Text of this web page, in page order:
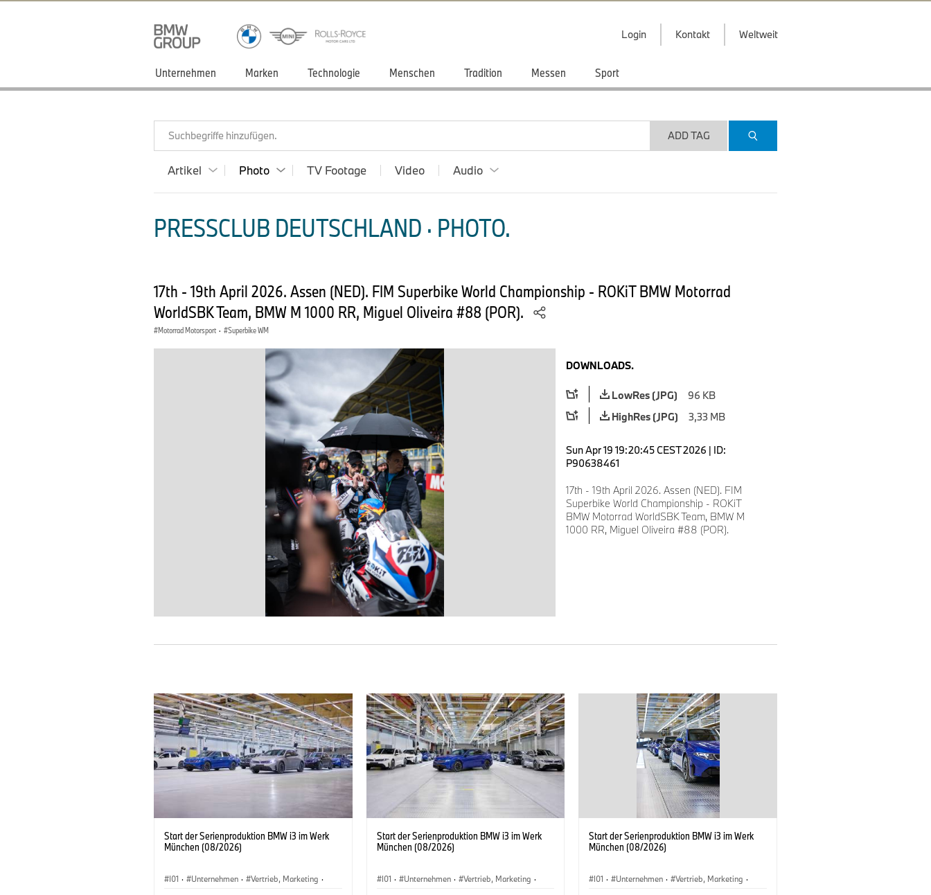
Login Kontakt Weltweit
Unternehmen Marken Technologie Menschen Tradition Messen Sport
Suchbegriffe hinzufügen. ADD TAG
Artikel Photo TV Footage Video Audio
PRESSCLUB DEUTSCHLAND · PHOTO.
17th - 19th April 2026. Assen (NED). FIM Superbike World Championship - ROKiT BMW Motorrad
WorldSBK Team, BMW M 1000 RR, Miguel Oliveira #88 (POR).
Motorrad Motorsport · Superbike WM
DOWNLOADS.
LowRes (JPG)
96 KB
HighRes (JPG)
3,33 MB
Sun Apr 19 19:20:45 CEST 2026 | ID:
P90638461
17th - 19th April 2026. Assen (NED). FIM
Superbike World Championship - ROKiT
BMW Motorrad WorldSBK Team, BMW M
1000 RR, Miguel Oliveira #88 (POR).
Start der Serienproduktion BMW i3 im Werk
München (08/2026)
I01 · Unternehmen · Vertrieb, Marketing ·
Start der Serienproduktion BMW i3 im Werk
München (08/2026)
I01 · Unternehmen · Vertrieb, Marketing ·
Start der Serienproduktion BMW i3 im Werk
München (08/2026)
I01 · Unternehmen · Vertrieb, Marketing ·